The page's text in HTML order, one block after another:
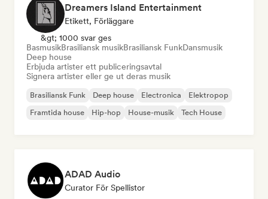
Dreamers Island Entertainment
Etikett, Förläggare
&gt; 1000 svar ges
BasmusikBrasiliansk musikBrasiliansk FunkDansmusik
Deep house
Erbjuda artister ett publiceringsavtal
Signera artister eller ge ut deras musik
Brasiliansk Funk Deep house Electronica
Elektropop
Framtida house
Hip-hop House-musik Tech House
ADAD Audio
Curator För Spellistor